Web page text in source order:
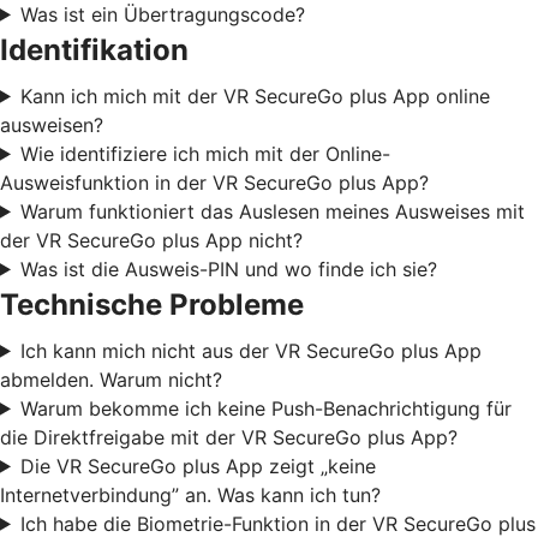
Was ist ein Übertragungscode?
Identifikation
Kann ich mich mit der VR SecureGo plus App online
ausweisen?
Wie identifiziere ich mich mit der Online-
Ausweisfunktion in der VR SecureGo plus App?
Warum funktioniert das Auslesen meines Ausweises mit
der VR SecureGo plus App nicht?
Was ist die Ausweis-PIN und wo finde ich sie?
Technische Probleme
Ich kann mich nicht aus der VR SecureGo plus App
abmelden. Warum nicht?
Warum bekomme ich keine Push-Benachrichtigung für
die Direktfreigabe mit der VR SecureGo plus App?
Die VR SecureGo plus App zeigt „keine
Internetverbindung” an. Was kann ich tun?
Ich habe die Biometrie-Funktion in der VR SecureGo plus